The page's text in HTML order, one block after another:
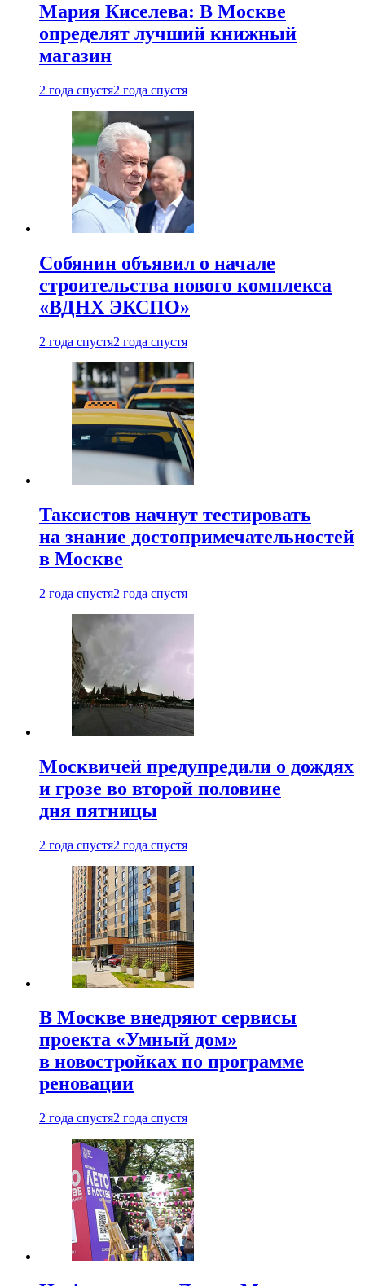
Мария Киселева: В Москве
определят лучший книжный
магазин
2 года спустя2 года спустя
Собянин объявил о начале
строительства нового комплекса
«ВДНХ ЭКСПО»
2 года спустя2 года спустя
Таксистов начнут тестировать
на знание достопримечательностей
в Москве
2 года спустя2 года спустя
Москвичей предупредили о дождях
и грозе во второй половине
дня пятницы
2 года спустя2 года спустя
В Москве внедряют сервисы
проекта «Умный дом»
в новостройках по программе
реновации
2 года спустя2 года спустя